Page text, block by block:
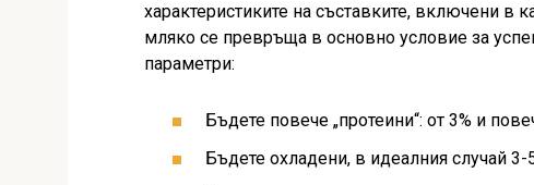
характеристиките на съставките, включени в
мляко се превръща в основно условие за
параметри:
Бъдете повече „протеини“: от 3% и
Бъдете охладени, в идеалния случай 3-